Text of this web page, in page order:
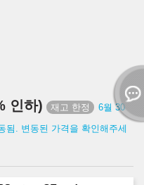
인하)
6월 30
됨. 변동된 가격을 확인해주세